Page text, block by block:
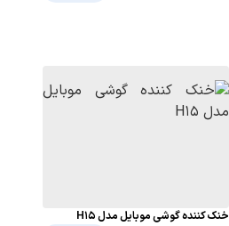
خنک کننده گوشی موبایل مدل H15